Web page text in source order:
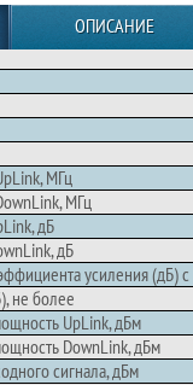
ОПИСАНИЕ
МГц
МГц
дБ
дБ
усиления (дБ)
не более
UpLink, дБм
DownLink, дБм
сигнала, дБм